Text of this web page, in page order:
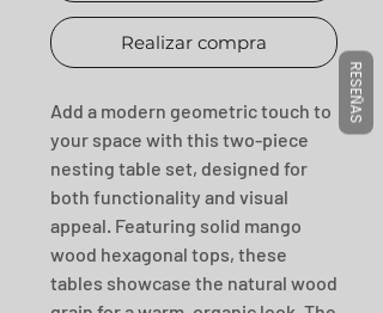
Realizar compra
Add a modern geometric touch to
your space with this two-piece
nesting table set, designed for
both functionality and visual
appeal. Featuring solid mango
wood hexagonal tops, these
tables showcase the natural wood
RESEÑAS